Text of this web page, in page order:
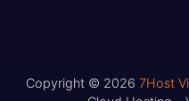
Copyright © 2026 7Host